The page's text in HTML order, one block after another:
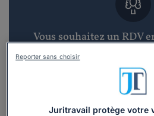
Vous souhaitez un RDV
Recevoir des devis
3 devis en
Juritravail protège votre
Reporter sans choisir